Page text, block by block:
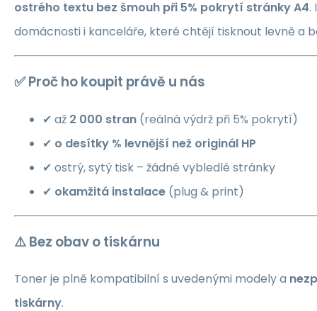
ostrého textu bez šmouh při 5% pokrytí stránky A4.
domácnosti i kanceláře, které chtějí tisknout levně a
✅ Proč ho koupit právě u nás
✔ až 2 000 stran (reálná výdrž při 5% pokrytí)
✔ o desítky % levnější než originál HP
✔ ostrý, sytý tisk – žádné vybledlé stránky
✔ okamžitá instalace (plug & print)
⚠️ Bez obav o tiskárnu
Toner je plně kompatibilní s uvedenými modely a
tiskárny.